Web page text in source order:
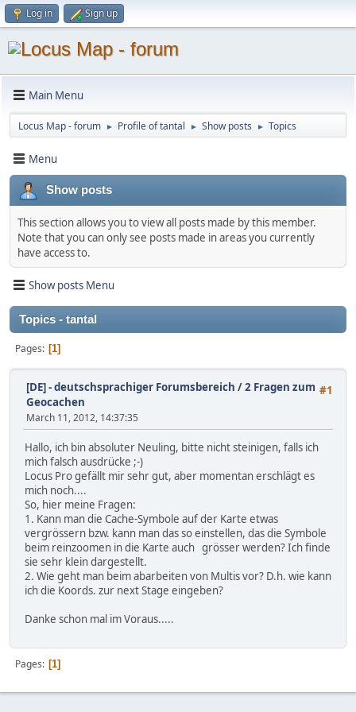
Log in Sign up
Main Menu
Locus Map - forum ► Profile of tantal ► Show posts ► Topics
Menu
Show posts
This section allows you to view all posts made by this member.
Note that you can only see posts made in areas you currently
have access to.
Show posts Menu
Topics - tantal
Pages 1
#1
[DE] - deutschsprachiger Forumsbereich /2 Fragen zum
Geocachen
March 11, 2012, 14:37:35
Hallo, ich bin absoluter Neuling, bitte nicht steinigen, falls ich
mich falsch ausdrücke ;-)
Locus Pro gefällt mir sehr gut, aber momentan erschlägt es
mich noch....
So, hier meine Fragen:
1. Kann man die Cache-Symbole auf der Karte etwas
vergrössern bzw. kann man das so einstellen, das die Symbole
beim reinzoomen in die Karte auch grösser werden? Ich finde
sie sehr klein dargestellt.
2. Wie geht man beim abarbeiten von Multis vor? D.h. wie kann
ich die Koords. zur next Stage eingeben?
Danke schon mal im Voraus.....
Pages 1